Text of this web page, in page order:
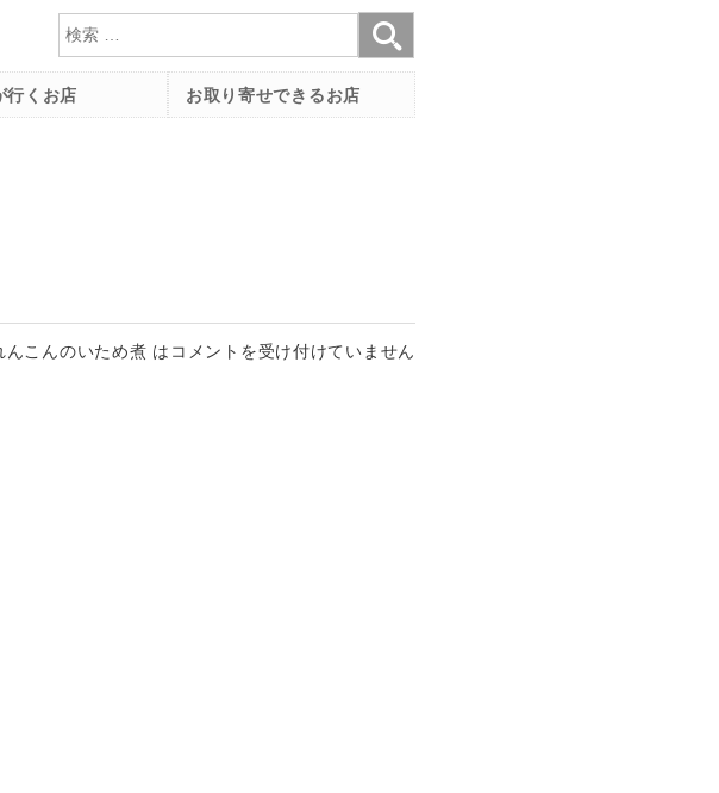
検索
んこんのいため煮 は コメントを受け付けていません
行くお店 お取り寄せできるお店